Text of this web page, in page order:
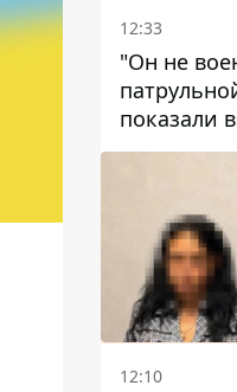
12:33
"Он не
показали
с
12:10